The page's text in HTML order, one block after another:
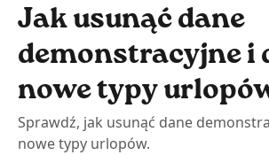
Jak usunąć dane
demonstracyjne i
nowe typy
Sprawdź, jak usunąć dane
nowe typy urlopów.